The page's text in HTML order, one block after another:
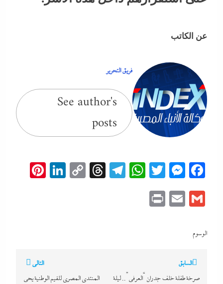
عن الكاتب
فريق التحرير
See author's
posts
Facebook
Messenger
Twitter
WhatsApp
Telegram
Threads
Copy
Gmail
Email
الوسوم
تصفّح
المقالات
السابق
صرخة طفلة خلف جدران “العرفي”.. ليلة
التالي
المنتدى المصري للقيم الوطنية يحى